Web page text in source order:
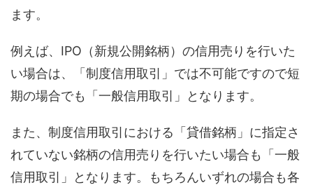
ます。
例えば、IPO（新規公開銘柄）の信用売りを行いた
い場合は、「制度信用取引」では不可能ですので短
期の場合でも「一般信用取引」となります。
また、制度信用取引における「貸借銘柄」に指定さ
れていない銘柄の信用売りを行いたい場合も「一般
信用取引」となります。もちろんいずれの場合も各